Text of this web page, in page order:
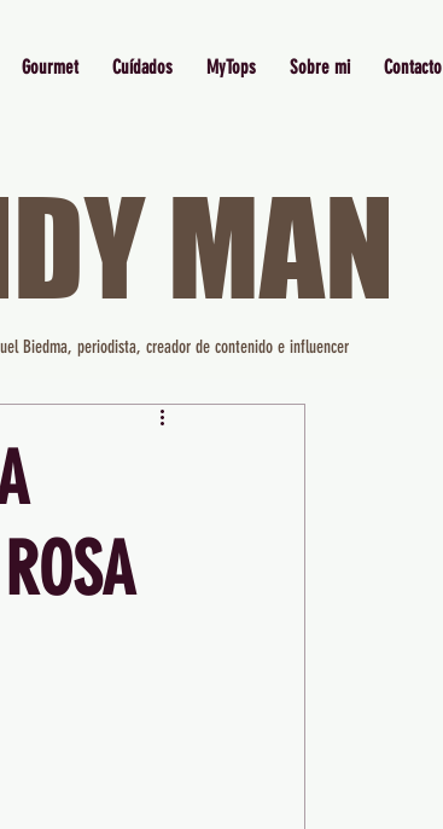
Gourmet Cuídados MyTops Sobre mi Contacto
Biedma, periodista, creador de contenido e influencer
MAN